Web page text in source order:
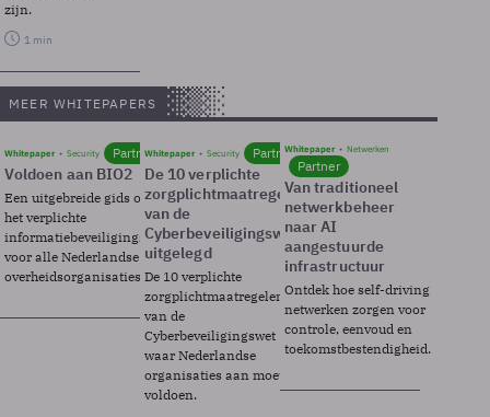
zijn.
1 min
MEER WHITEPAPERS
Whitepaper Security Partner
Voldoen aan BIO2
Een uitgebreide gids over BIO2,
het verplichte
informatiebeveiligingsframework
voor alle Nederlandse
overheidsorganisaties.
Whitepaper Security Partner
De 10 verplichte
zorgplichtmaatregelen
van de
Cyberbeveiligingswet
uitgelegd
De 10 verplichte
zorgplichtmaatregelen
van de
Cyberbeveiligingswet
waar Nederlandse
organisaties aan moeten
voldoen.
Whitepaper Netwerken
Partner
Van traditioneel
netwerkbeheer
naar AI
aangestuurde
infrastructuur
Ontdek hoe self-driving
netwerken zorgen voor
controle, eenvoud en
toekomstbestendigheid.